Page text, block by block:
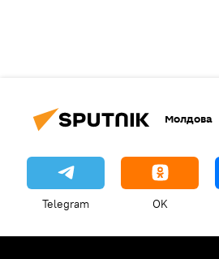
Молдова
Telegram OK